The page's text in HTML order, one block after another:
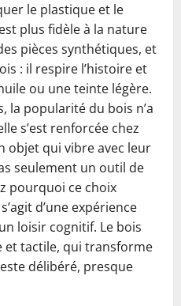
le plastique et le
plus fidèle à la nature
pièces synthétiques, et
: il respire l’histoire et
ou une teinte légère.
la popularité du bois n’a
s’est renforcée chez
objet qui vibre avec leur
seulement un outil de
pourquoi ce choix
d’une expérience
loisir cognitif. Le bois
et tactile, qui transforme
délibéré, presque